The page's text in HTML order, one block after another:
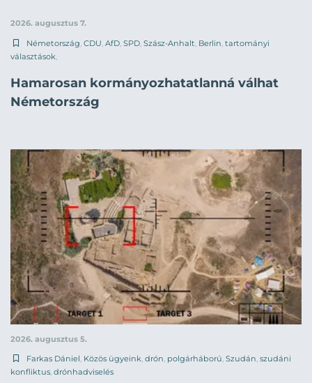
2026. augusztus 7.
Németország CDU AfD SPD Szász-Anhalt Berlin tartományi
választások
Hamarosan kormányozhatatlanná válhat
Németország
2026. augusztus 5.
Farkas Dániel Közös ügyeink drón polgárháború Szudán szudáni
konfliktus drónhadviselés